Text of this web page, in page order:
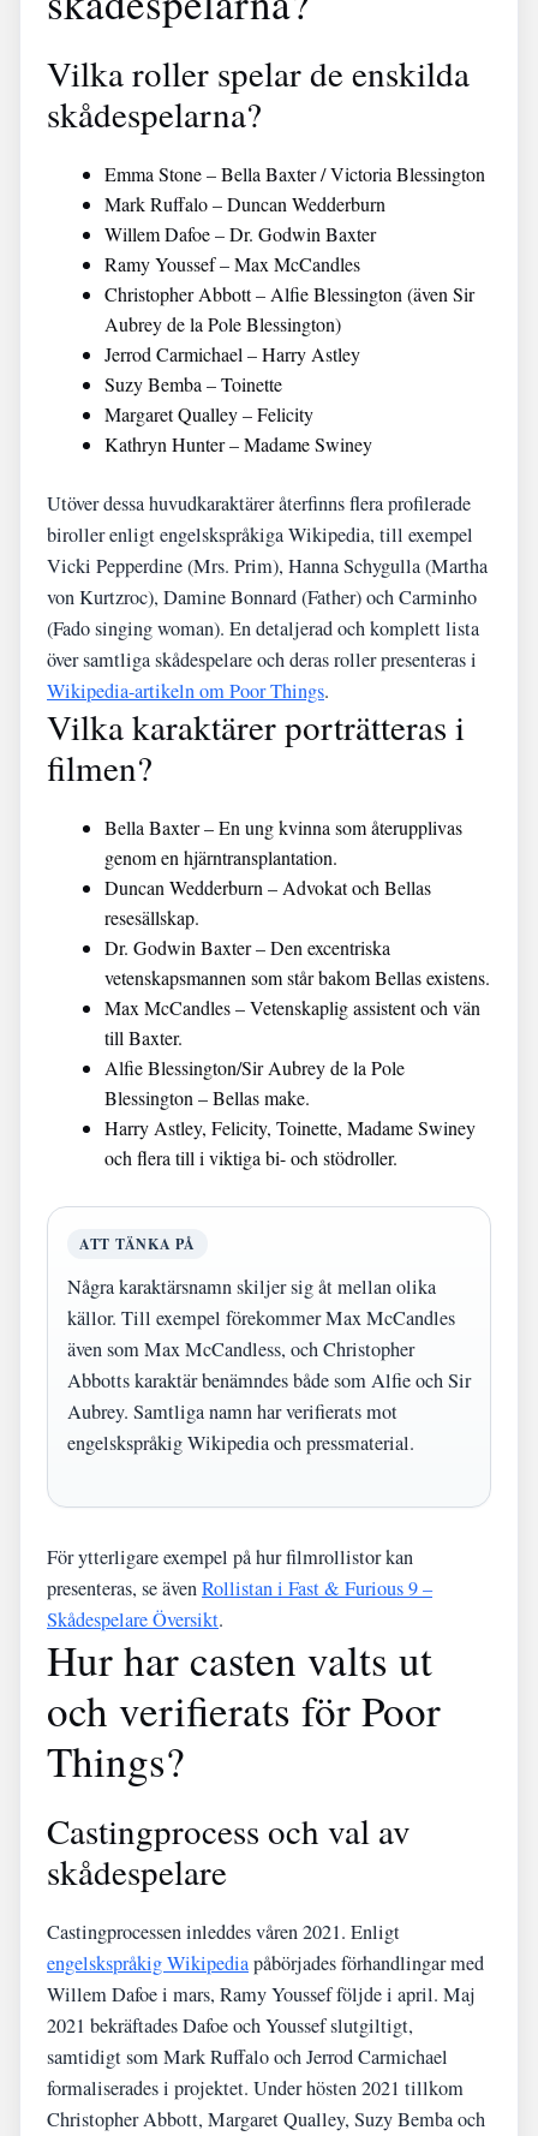
Vilka roller spelar de enskilda
skådespelarna?
Emma Stone – Bella Baxter / Victoria Blessington
Mark Ruffalo – Duncan Wedderburn
Willem Dafoe – Dr. Godwin Baxter
Ramy Youssef – Max McCandles
Christopher Abbott – Alfie Blessington (även Sir
Aubrey de la Pole Blessington)
Jerrod Carmichael – Harry Astley
Suzy Bemba – Toinette
Margaret Qualley – Felicity
Kathryn Hunter – Madame Swiney
Utöver dessa huvudkaraktärer återfinns flera profilerade
biroller enligt engelskspråkiga Wikipedia, till exempel
Vicki Pepperdine (Mrs. Prim), Hanna Schygulla (Martha
von Kurtzroc), Damine Bonnard (Father) och Carminho
(Fado singing woman). En detaljerad och komplett lista
över samtliga skådespelare och deras roller presenteras i
Wikipedia-artikeln om Poor Things.
Vilka karaktärer porträtteras i
filmen?
Bella Baxter – En ung kvinna som återupplivas
genom en hjärntransplantation.
Duncan Wedderburn – Advokat och Bellas
resesällskap.
Dr. Godwin Baxter – Den excentriska
vetenskapsmannen som står bakom Bellas existens.
Max McCandles – Vetenskaplig assistent och vän
till Baxter.
Alfie Blessington/Sir Aubrey de la Pole
Blessington – Bellas make.
Harry Astley, Felicity, Toinette, Madame Swiney
och flera till i viktiga bi- och stödroller.
ATT TÄNKA PÅ
Några karaktärsnamn skiljer sig åt mellan olika
källor. Till exempel förekommer Max McCandles
även som Max McCandless, och Christopher
Abbotts karaktär benämndes både som Alfie och Sir
Aubrey. Samtliga namn har verifierats mot
engelskspråkig Wikipedia och pressmaterial.
För ytterligare exempel på hur filmrollistor kan
presenteras, se ävenRollistan i Fast & Furious 9 –
Skådespelare Översikt.
Hur har casten valts ut
och verifierats för Poor
Things?
Castingprocess och val av
skådespelare
Castingprocessen inleddes våren 2021. Enligt
engelskspråkig Wikipediapåbörjades förhandlingar med
Willem Dafoe i mars, Ramy Youssef följde i april. Maj
2021 bekräftades Dafoe och Youssef slutgiltigt,
samtidigt som Mark Ruffalo och Jerrod Carmichael
formaliserades i projektet. Under hösten 2021 tillkom
Christopher Abbott, Margaret Qualley, Suzy Bemba och